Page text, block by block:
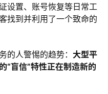
置、账号恢复等日常工
找到并利用了一个致命的
的人警惕的趋势： 大型平
“盲信”特性正在制造新的